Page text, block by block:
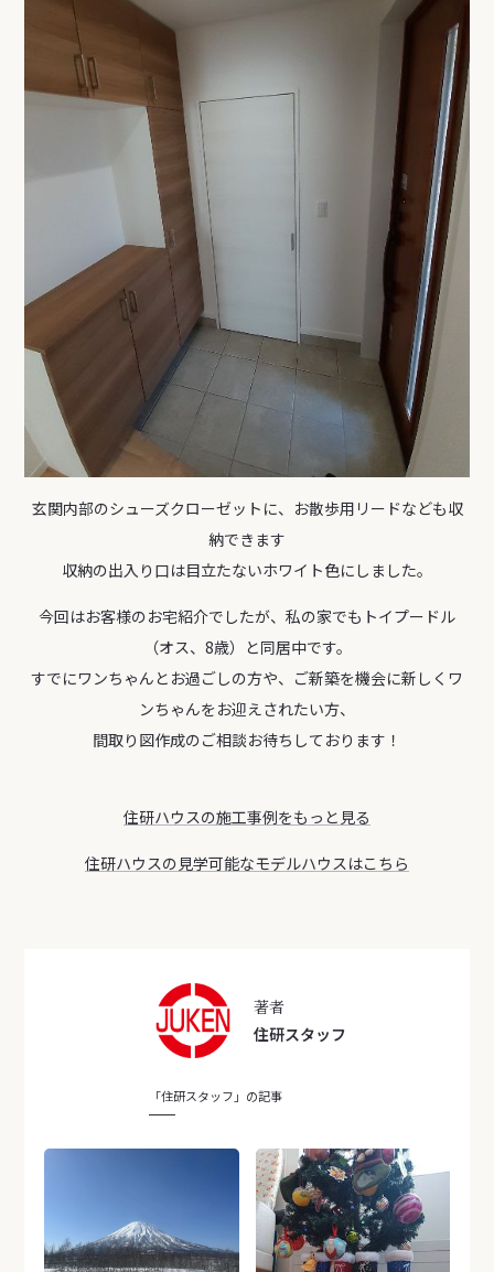
玄関内部のシューズクローゼットに、お散歩用リードなども収
納できます
収納の出入り口は目立たないホワイト色にしました。
今回はお客様のお宅紹介でしたが、私の家でもトイプードル
（オス、8歳）と同居中です。
すでにワンちゃんとお過ごしの方や、ご新築を機会に新しくワ
ンちゃんをお迎えされたい方、
間取り図作成のご相談お待ちしております！
住研ハウスの施工事例をもっと見る
住研ハウスの見学可能なモデルハウスはこちら
著者
住研スタッフ
「住研スタッフ」の記事